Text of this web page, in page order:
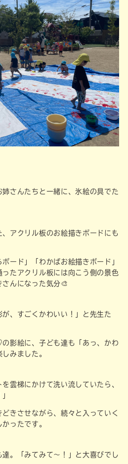
さんたちと一緒に、氷絵の具でた
アクリル板のお絵描きボードにも
ード」「わかばお絵描きボード」
たアクリル板には向こう側の景色
んになった気分🎨
が、すごくかわいい！」と先生た
影絵に、子ども達も「あっ、かわ
みました。
雲梯にかけて洗い流していたら、
きさせながら、続々と入っていく
ったです。
。「みてみて～！」と大喜びでし